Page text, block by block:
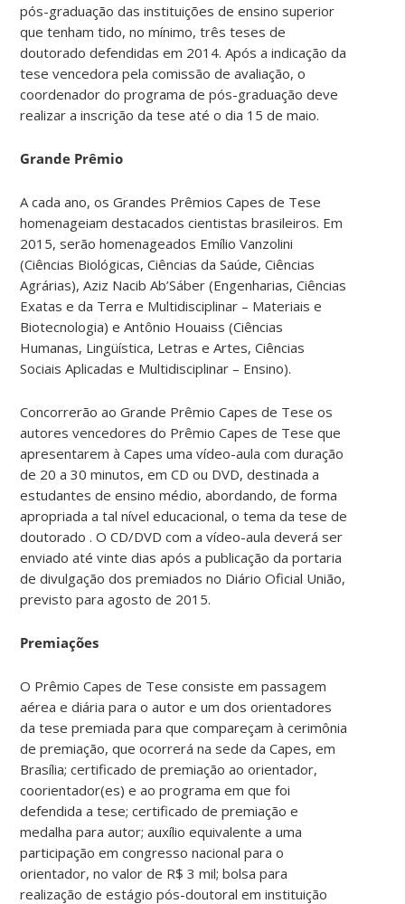
pós-graduação das instituições de ensino superior
que tenham tido, no mínimo, três teses de
doutorado defendidas em 2014. Após a indicação da
tese vencedora pela comissão de avaliação, o
coordenador do programa de pós-graduação deve
realizar a inscrição da tese até o dia 15 de maio.
Grande Prêmio
A cada ano, os Grandes Prêmios Capes de Tese
homenageiam destacados cientistas brasileiros. Em
2015, serão homenageados Emílio Vanzolini
(Ciências Biológicas, Ciências da Saúde, Ciências
Agrárias), Aziz Nacib Ab’Sáber (Engenharias, Ciências
Exatas e da Terra e Multidisciplinar – Materiais e
Biotecnologia) e Antônio Houaiss (Ciências
Humanas, Lingüística, Letras e Artes, Ciências
Sociais Aplicadas e Multidisciplinar – Ensino).
Concorrerão ao Grande Prêmio Capes de Tese os
autores vencedores do Prêmio Capes de Tese que
apresentarem à Capes uma vídeo-aula com duração
de 20 a 30 minutos, em CD ou DVD, destinada a
estudantes de ensino médio, abordando, de forma
apropriada a tal nível educacional, o tema da tese de
doutorado . O CD/DVD com a vídeo-aula deverá ser
enviado até vinte dias após a publicação da portaria
de divulgação dos premiados no Diário Oficial União,
previsto para agosto de 2015.
Premiações
O Prêmio Capes de Tese consiste em passagem
aérea e diária para o autor e um dos orientadores
da tese premiada para que compareçam à cerimônia
de premiação, que ocorrerá na sede da Capes, em
Brasília; certificado de premiação ao orientador,
coorientador(es) e ao programa em que foi
defendida a tese; certificado de premiação e
medalha para autor; auxílio equivalente a uma
participação em congresso nacional para o
orientador, no valor de R$ 3 mil; bolsa para
realização de estágio pós-doutoral em instituição